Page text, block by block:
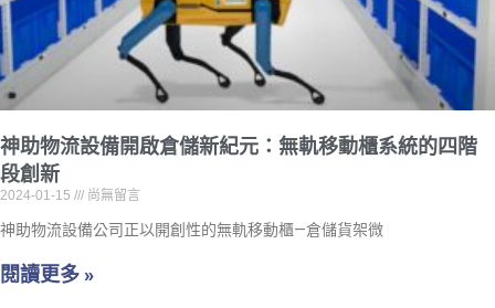
神助物流設備開啟倉儲新紀元：無軌移動櫃系統的四階
段創新
2024-01-15 尚無留言
神助物流設備公司正以開創性的無軌移動櫃—倉儲貨架微
閱讀更多 »